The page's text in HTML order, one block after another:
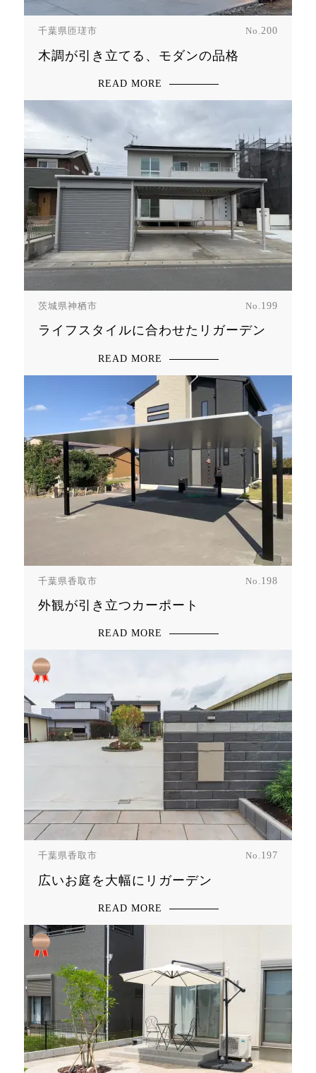
千葉県匝瑳市 No.200
木調が引き立てる、モダンの品格
READ MORE
茨城県神栖市 No.199
ライフスタイルに合わせたリガーデン
READ MORE
千葉県香取市 No. 198
外観が引き立つカーポート
READ MORE
千葉県香取市 No.197
広いお庭を大幅にリガーデン
READ MORE